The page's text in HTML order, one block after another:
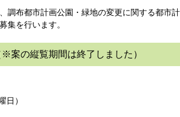
調布都市計画公園・緑地の変更に関する都市
集を行います。
案の縦覧期間は終了しました）
日）